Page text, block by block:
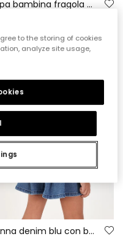
Felpa bambina fragola con cappuccio stampato
Gonna denim blu con bottoni
to the storing of cookies
analyze site usage,